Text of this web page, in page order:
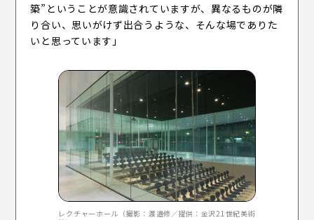
築”ということが意識されていますが、異なるものが隣
り合い、思いがけず出合うような、そんな場でありた
いと思っています」
レクチャーホール（撮影：渡邉修／提供：金沢21世紀美術